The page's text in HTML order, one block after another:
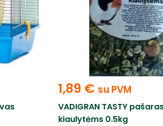
1,89 € su PVM
VADIGRAN TASTY
kiaulytėms 0.5kg